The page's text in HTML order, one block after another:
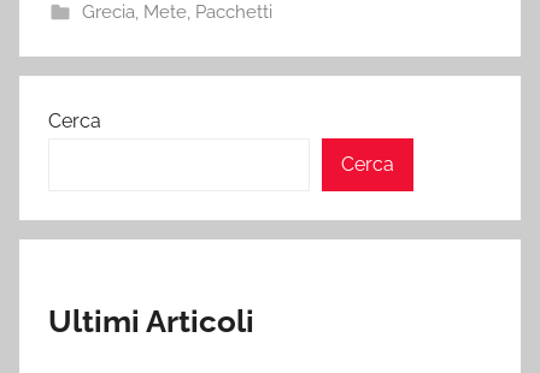
Grecia, Mete, Pacchetti
Cerca
Cerca
Ultimi Articoli